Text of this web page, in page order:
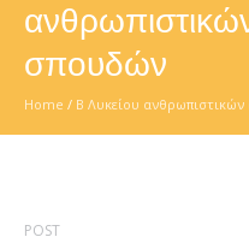
σπουδών
Home / Β Λυκείου
POST